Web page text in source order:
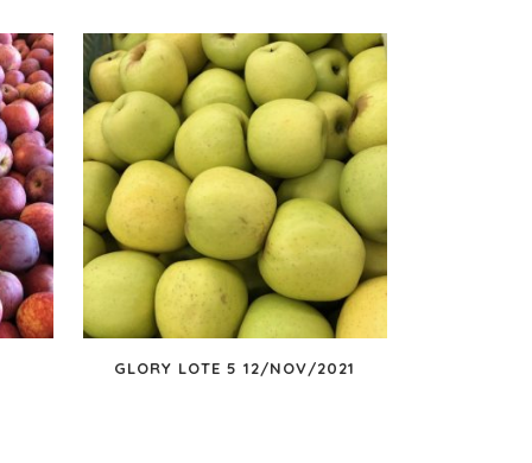
GLORY LOTE 5 12/NOV/2021